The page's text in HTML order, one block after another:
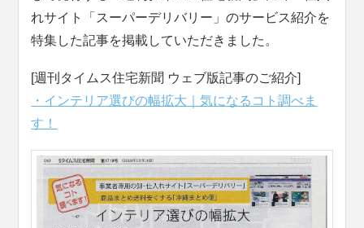
れサイト「スーパーデリバリー」のサービス紹介を
特集した記事を掲載していただきました。
[週刊タイムス住宅新聞 ウェブ版記事のご紹介]
・インテリア選びの幅拡大｜気になるコト調べま
す！